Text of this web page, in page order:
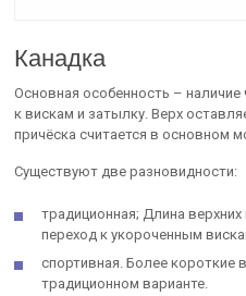
Канадка
Основная особенность – наличие
к вискам и затылку. Верх
причёска считается в основном
Существуют две разновидности:
традиционная; Длина
переход к укороченным
спортивная. Более короткие
традиционном варианте.